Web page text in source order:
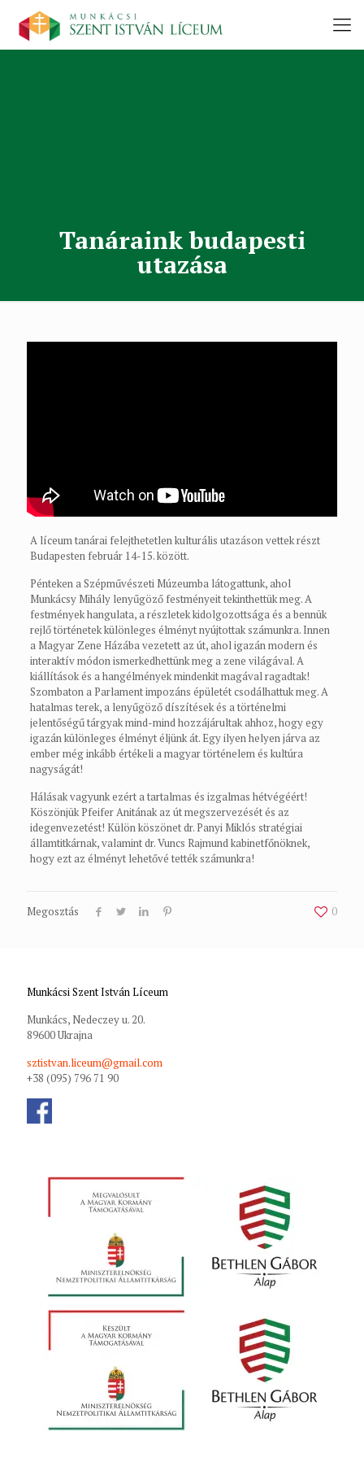
Tanáraink budapesti
utazása
A líceum tanárai felejthetetlen kulturális utazáson vettek részt
Budapesten február 14-15. között.
Pénteken a Szépművészeti Múzeumba látogattunk, ahol
Munkácsy Mihály lenyűgöző festményeit tekinthettük meg. A
festmények hangulata, a részletek kidolgozottsága és a bennük
rejlő történetek különleges élményt nyújtottak számunkra. Innen
a Magyar Zene Házába vezetett az út, ahol igazán modern és
interaktív módon ismerkedhettünk meg a zene világával. A
kiállítások és a hangélmények mindenkit magával ragadtak!
Szombaton a Parlament impozáns épületét csodálhattuk meg. A
hatalmas terek, a lenyűgöző díszítések és a történelmi
jelentőségű tárgyak mind-mind hozzájárultak ahhoz, hogy egy
igazán különleges élményt éljünk át. Egy ilyen helyen járva az
ember még inkább értékeli a magyar történelem és kultúra
nagyságát!
Hálásak vagyunk ezért a tartalmas és izgalmas hétvégéért!
Köszönjük Pfeifer Anitának az út megszervezését és az
idegenvezetést! Külön köszönet dr. Panyi Miklós stratégiai
államtitkárnak, valamint dr. Vuncs Rajmund kabinetfőnöknek,
hogy ezt az élményt lehetővé tették számunkra!
Megosztás 0
Munkácsi Szent István Líceum
Munkács, Nedeczey u. 20.
89600 Ukrajna
sztistvan.liceum@gmail.com
+38 (095) 796 71 90